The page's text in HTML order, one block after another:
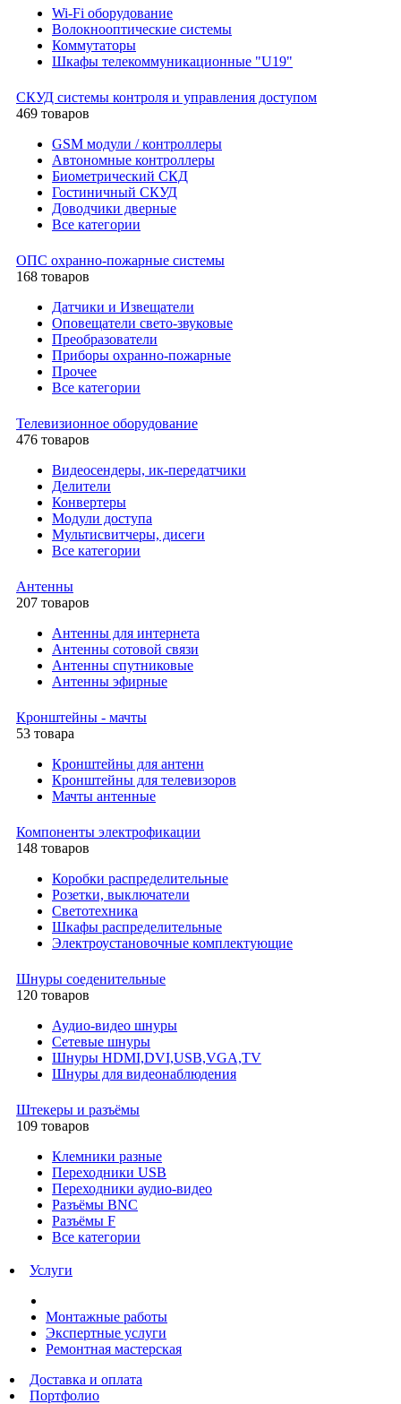
Wi-Fi оборудование
Волокнооптические системы
Коммутаторы
Шкафы телекоммуникационные "U19"
СКУД системы контроля и управления доступом
469 товаров
GSM модули / контроллеры
Автономные контроллеры
Биометрический СКД
Гостиничный СКУД
Доводчики дверные
Все категории
ОПС охранно-пожарные системы
168 товаров
Датчики и Извещатели
Оповещатели свето-звуковые
Преобразователи
Приборы охранно-пожарные
Прочее
Все категории
Телевизионное оборудование
476 товаров
Видеосендеры, ик-передатчики
Делители
Конвертеры
Модули доступа
Мультисвитчеры, дисеги
Все категории
Антенны
207 товаров
Антенны для интернета
Антенны сотовой связи
Антенны спутниковые
Антенны эфирные
Кронштейны - мачты
53 товара
Кронштейны для антенн
Кронштейны для телевизоров
Мачты антенные
Компоненты электрофикации
148 товаров
Коробки распределительные
Розетки, выключатели
Светотехника
Шкафы распределительные
Электроустановочные комплектующие
Шнуры соеденительные
120 товаров
Аудио-видео шнуры
Сетевые шнуры
Шнуры HDMI,DVI,USB,VGA,TV
Шнуры для видеонаблюдения
Штекеры и разъёмы
109 товаров
Клемники разные
Переходники USB
Переходники аудио-видео
Разъёмы BNC
Разъёмы F
Все категории
Услуги
Монтажные работы
Экспертные услуги
Ремонтная мастерская
Доставка и оплата
Портфолио